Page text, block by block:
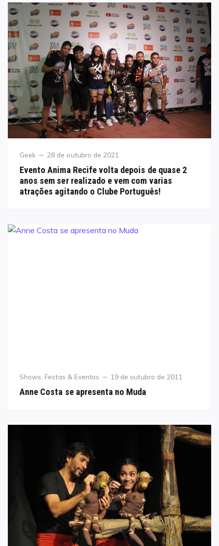
Category
Geek
Posted
28 de outubro de 2021
Evento Anima Recife volta depois de quase 2
anos sem ser realizado e vem com varias
atrações agitando o Clube Português!
Category
Shows, Festas & Eventos
Posted
19 de outubro de 2011
Anne Costa se apresenta no Muda